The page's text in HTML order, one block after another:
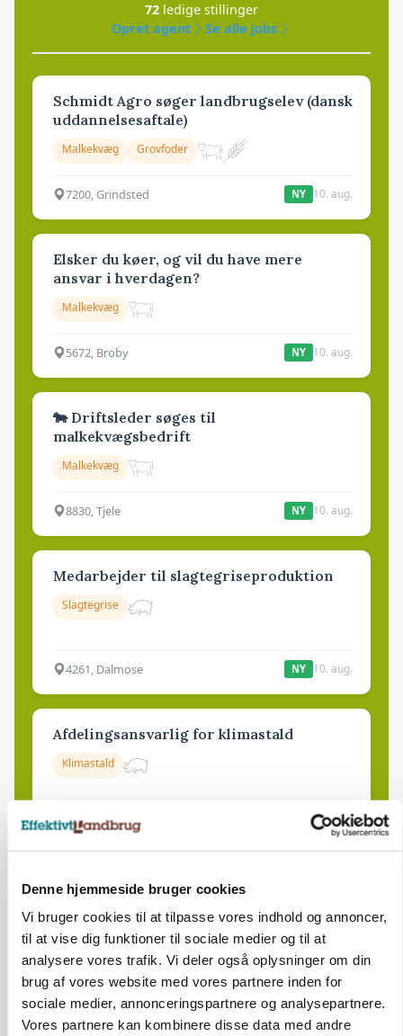
Denne hjemmeside bruger cookies
Vi bruger cookies til at tilpasse vores indhold og annoncer,
til at vise dig funktioner til sociale medier og til at
analysere vores trafik. Vi deler også oplysninger om din
brug af vores website med vores partnere inden for
sociale medier, annonceringspartnere og analysepartnere.
Vores partnere kan kombinere disse data med andre
72 ledige stillinger
Opret agent
Se alle jobs
Schmidt Agro søger landbrugselev (dansk
uddannelsesaftale)
Malkekvæg Grovfoder
7200, Grindsted NY 10. aug.
Elsker du køer, og vil du have mere
ansvar i hverdagen?
Malkekvæg
5672, Broby NY 10. aug.
🐄 Driftsleder søges til
malkekvægsbedrift
Malkekvæg
8830, Tjele NY 10. aug.
Medarbejder til slagtegriseproduktion
Slagtegrise
4261, Dalmose NY 10. aug.
Afdelingsansvarlig for klimastald
Klimastald
6100, Haderslev 10. aug.
Alsidig Håndværker søges
Kloak Anlæg Byggeri
2730, Herlev NY 10. aug.